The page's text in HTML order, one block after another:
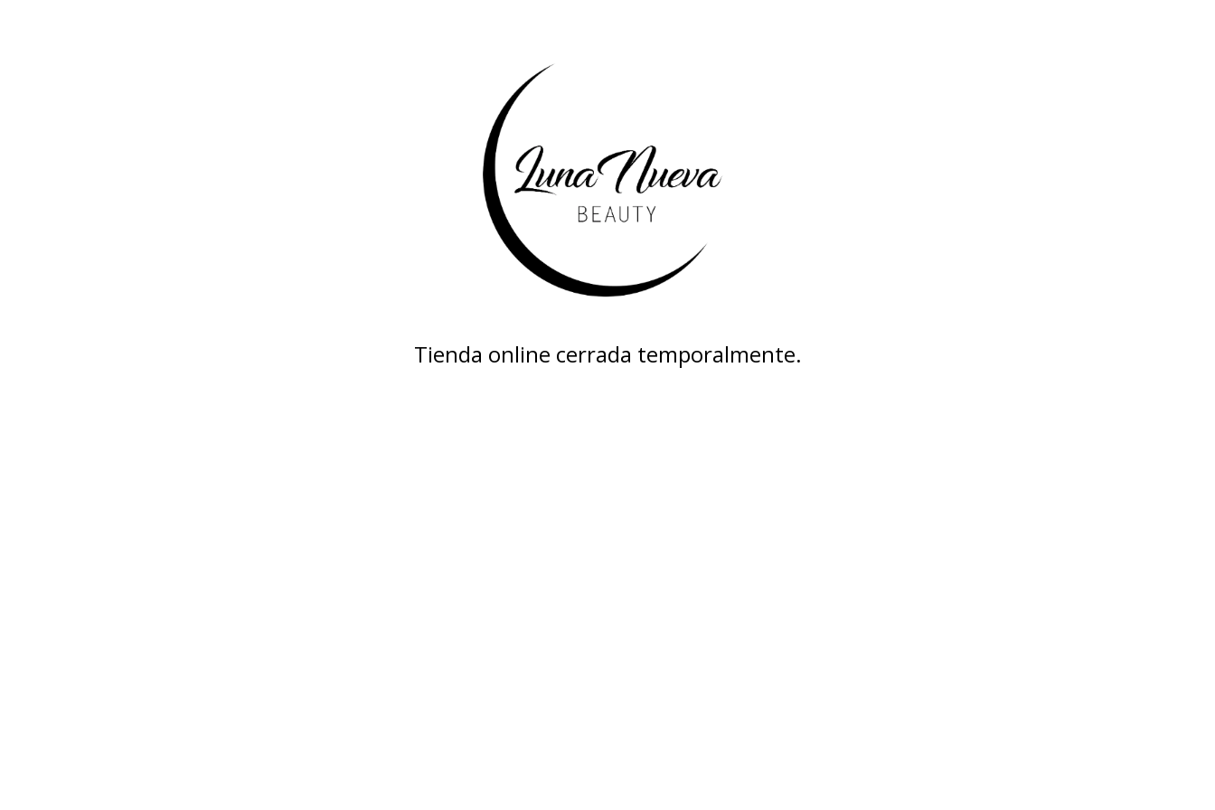
Tienda online cerrada temporalmente.